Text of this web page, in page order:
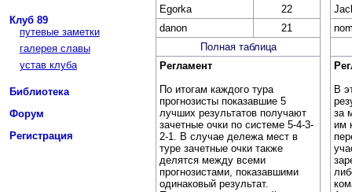
Клуб 89
путевые заметки
галерея славы
устав клуба
Библиотека
Форум
Регистрация
Egorka
22
danon
21
Полная таблица
Регламент
По итогам каждого тура
прогнозисты показавшие 5
лучших результатов получают
зачетные очки по системе 5-4-3-
2-1. В случае дележа мест в
туре зачетные очки также
делятся между всеми
прогнозистами, показавшими
одинаковый результат.
В
за
им